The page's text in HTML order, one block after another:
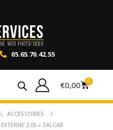
05.65.70.42.55
€0,00 0
,
ACCESSOIRES
2.05 » SALCAR